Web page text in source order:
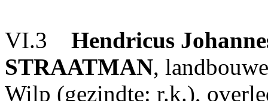
VI.3 Hendricus
STRAATMAN,
Wilp (gezindte: r.k.),